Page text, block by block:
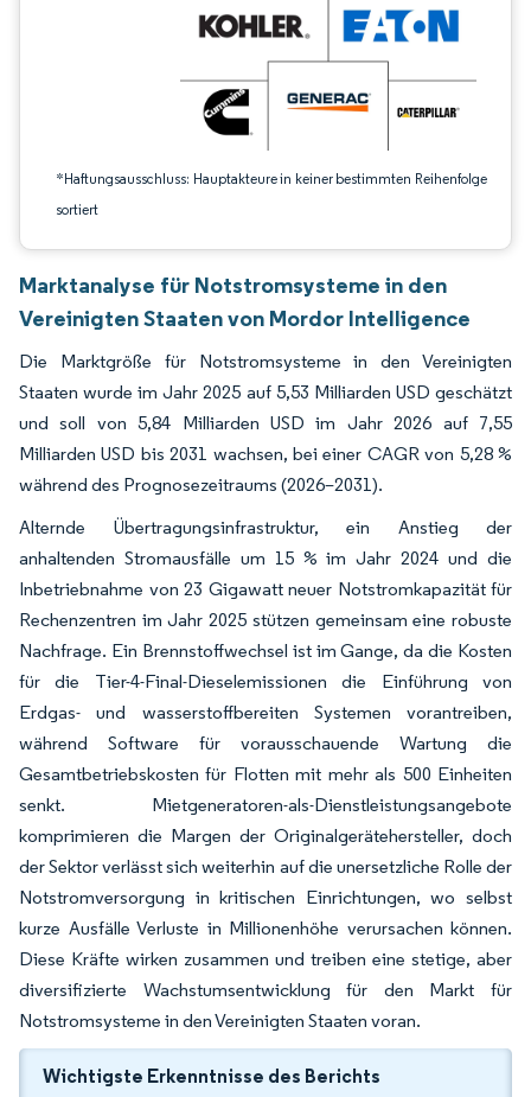
*Haftungsausschluss: Hauptakteure in keiner bestimmten Reihenfolge
sortiert
Marktanalyse für Notstromsysteme in den
Vereinigten Staaten von Mordor Intelligence
Die Marktgröße für Notstromsysteme in den Vereinigten
Staaten wurde im Jahr 2025 auf 5,53 Milliarden USD geschätzt
und soll von 5,84 Milliarden USD im Jahr 2026 auf 7,55
Milliarden USD bis 2031 wachsen, bei einer CAGR von 5,28 %
während des Prognosezeitraums (2026–2031).
Alternde Übertragungsinfrastruktur, ein Anstieg der
anhaltenden Stromausfälle um 15 % im Jahr 2024 und die
Inbetriebnahme von 23 Gigawatt neuer Notstromkapazität für
Rechenzentren im Jahr 2025 stützen gemeinsam eine robuste
Nachfrage. Ein Brennstoffwechsel ist im Gange, da die Kosten
für die Tier-4-Final-Dieselemissionen die Einführung von
Erdgas- und wasserstoffbereiten Systemen vorantreiben,
während Software für vorausschauende Wartung die
Gesamtbetriebskosten für Flotten mit mehr als 500 Einheiten
senkt. Mietgeneratoren-als-Dienstleistungsangebote
komprimieren die Margen der Originalgerätehersteller, doch
der Sektor verlässt sich weiterhin auf die unersetzliche Rolle der
Notstromversorgung in kritischen Einrichtungen, wo selbst
kurze Ausfälle Verluste in Millionenhöhe verursachen können.
Diese Kräfte wirken zusammen und treiben eine stetige, aber
diversifizierte Wachstumsentwicklung für den Markt für
Notstromsysteme in den Vereinigten Staaten voran.
Wichtigste Erkenntnisse des Berichts